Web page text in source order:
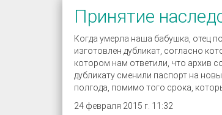
Принятие
Когда умерла наша бабушка, отец
изготовлен дубликат, согласно
котором нам ответили, что архив
дубликату сменили паспорт на
полгода, помимо того срока,
24 февраля 2015 г. 11:32